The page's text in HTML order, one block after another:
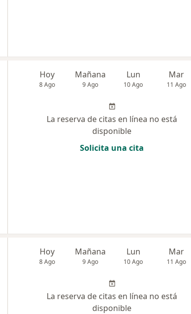
Hoy
8 Ago
Mañana
9 Ago
Lun
10 Ago
Mar
11 Ago
La reserva de citas en línea no está
disponible
Solicita una cita
Hoy
8 Ago
Mañana
9 Ago
Lun
10 Ago
Mar
11 Ago
La reserva de citas en línea no está
disponible